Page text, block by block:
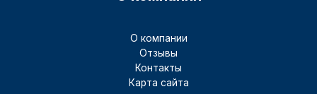
О компании
Отзывы
Контакты
Карта сайта